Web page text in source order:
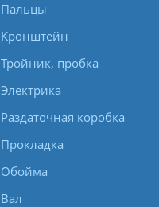
Пальцы
Кронштейн
Тройник, пробка
Электрика
Раздаточная коробка
Прокладка
Обойма
Вал